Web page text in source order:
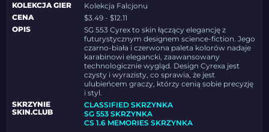
KOLEKCJA GIER
Kolekcja Falcjonu
CENA
$3.49 - $12.11
OPIS
SG 553 Cyrex to skin łączący elegancję z
futurystycznym designem science-fiction. Jego
czarno-biała i czerwona paleta kolorów nadaje
karabinowi elegancki, zaawansowany
technologicznie wygląd. Design Cyrexa jest
czysty i wyrazisty, co sprawia, że jest
ulubieńcem graczy, którzy cenią sobie precyzję
i styl.
SKRZYNIE
SKIN.CLUB
CLASSIFIED SKRZYNKA
SG 553 SKRZYNKA
CS 1.6 MEMORIES SKRZYNKA